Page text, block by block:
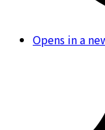
Opens in a